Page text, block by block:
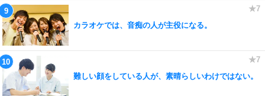
カラオケでは、音痴の人が主役になる。
難しい顔をしている人が、素晴らしいわけではない。